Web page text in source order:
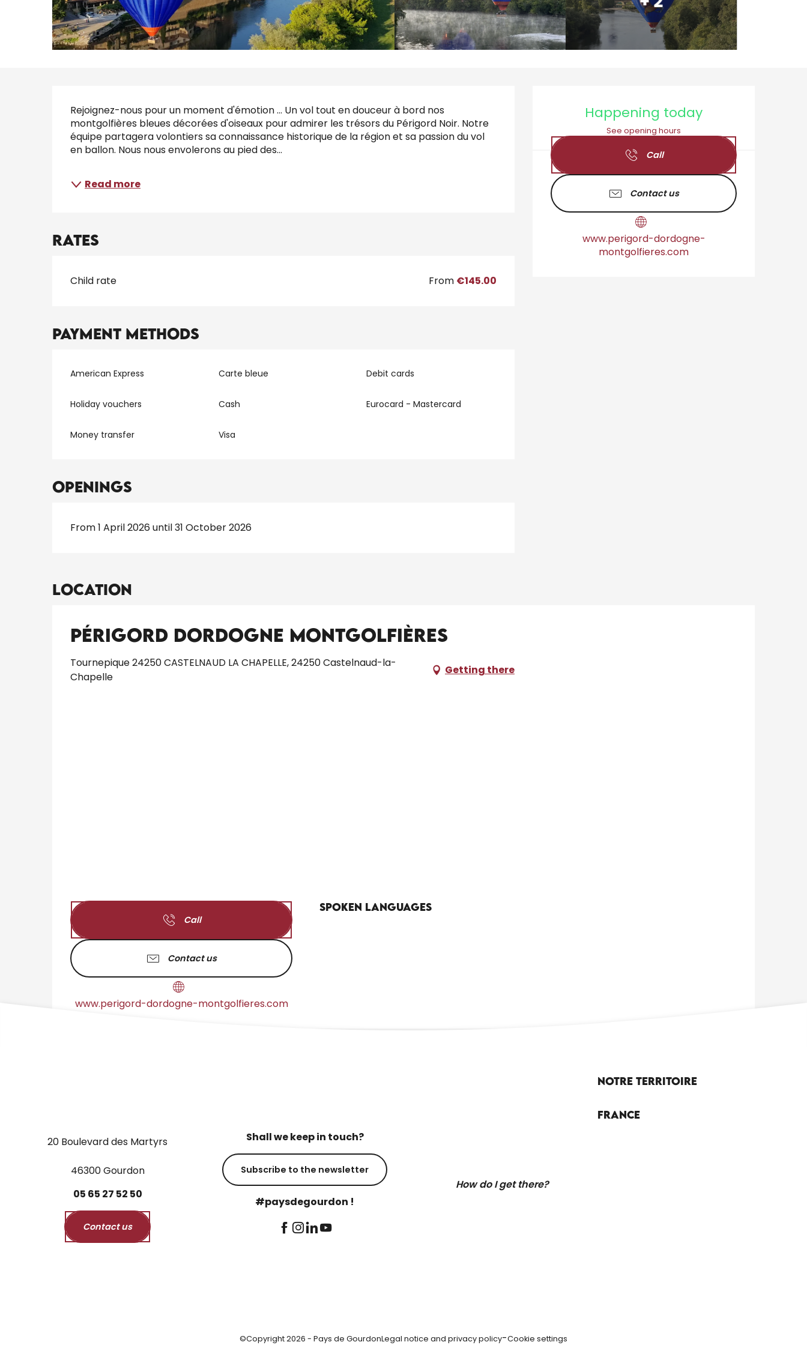
Happening today
See opening hours
Call
Contact us
www.perigord-dordogne-
montgolfieres.com
Description
Rejoignez-nous pour un moment d'émotion ... Un vol tout en douceur à bord nos
montgolfières bleues décorées d'oiseaux pour admirer les trésors du Périgord Noir. Notre
équipe partagera volontiers sa connaissance historique de la région et sa passion du vol
en ballon. Nous nous envolerons au pied des...
Read more
Rates
Rates 2026
Child rate From €145.00
Payment methods
American Express Carte bleue Debit cards
Holiday vouchers Cash Eurocard - Mastercard
Money transfer Visa
Openings
From 1 April 2026 until 31 October 2026
Location
Périgord Dordogne Montgolfières
Tournepique 24250 CASTELNAUD LA CHAPELLE, 24250 Castelnaud-la-
Chapelle
Getting there
Call
Contact us
www.perigord-dordogne-montgolfieres.com
Spoken languages
Spoken languages
20 Boulevard des Martyrs
46300 Gourdon
05 65 27 52 50
Contact us
Shall we keep in touch?
Subscribe to the newsletter
#paysdegourdon !
How do I get there?
Notre territoire
France
©Copyright 2026 - Pays de GourdonLegal notice and privacy policy-Cookie settings